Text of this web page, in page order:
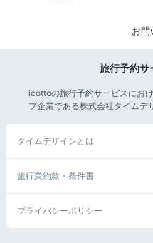
お問
旅行予約サ
icottoの旅行予約サービスにお
プ企業である株式会社タイムデ
タイムデザインとは
旅行業約款・条件書
プライバシーポリシー